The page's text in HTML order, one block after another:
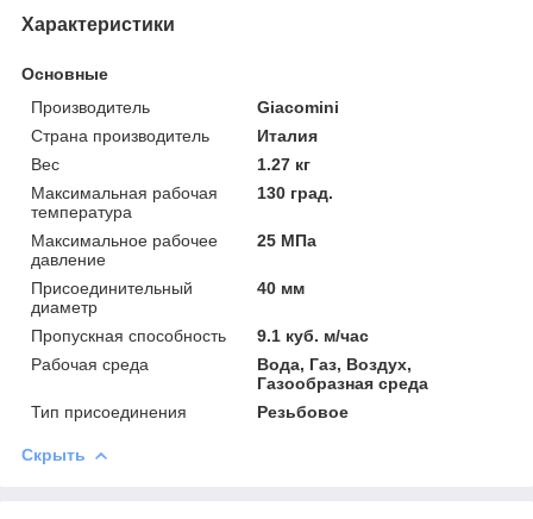
Характеристики
Основные
Производитель
Giacomini
Страна производитель
Италия
Вес
1.27 кг
Максимальная рабочая
температура
130 град.
Максимальное рабочее
давление
25 МПа
Присоединительный
диаметр
40 мм
Пропускная способность
9.1 куб. м/час
Рабочая среда
Вода, Газ, Воздух,
Газообразная среда
Тип присоединения
Резьбовое
Скрыть